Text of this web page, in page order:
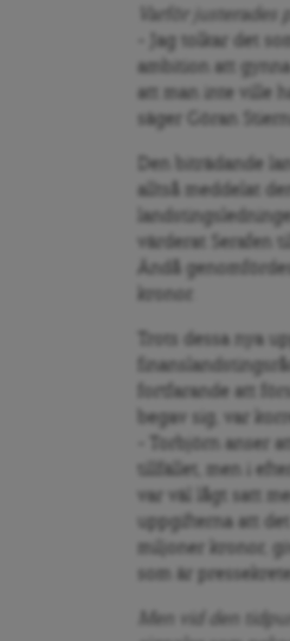
Varför justerades
– Jag tolkar det
ambition att
att man inte ville
säger Göran
Den biträdande
alltså meddelat
värderat Serafen
Ändå
kronor.
Trots dessa nya
fortfarande att
begav sig, var
– Torbjörn anser
tillfället, men i
var väl lågt satt
uppgifterna att
miljoner kronor,
som är
Men vid den